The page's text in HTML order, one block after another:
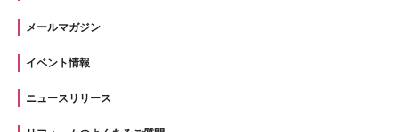
メールマガジン
イベント情報
ニュースリリース